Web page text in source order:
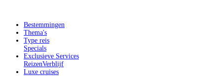
Bestemmingen
Thema's
Type reis
Specials
Exclusieve Services
ReizenVerblijf
Luxe cruises